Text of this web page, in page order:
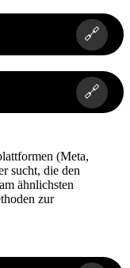
🔗
🔗
(Meta,
sucht, die den
ähnlichsten
zur